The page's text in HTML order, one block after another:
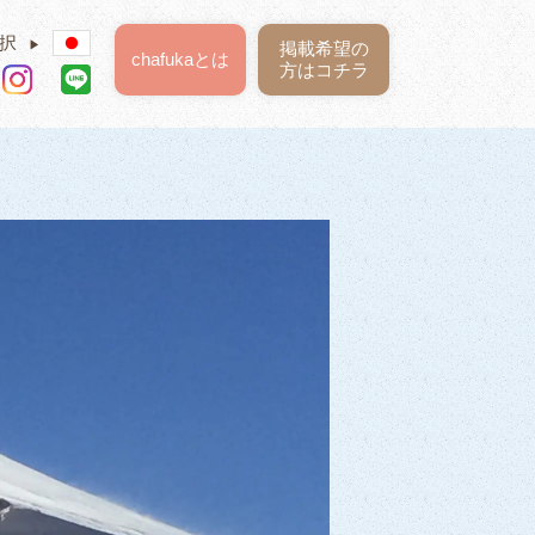
▶
掲載希望の
方はコチラ
chafukaとは